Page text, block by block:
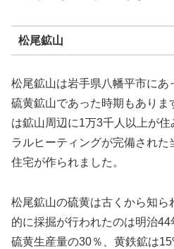
松尾鉱山
松尾鉱山は岩手県八幡平市に
硫黄鉱山であった時期もありま
は鉱山周辺に1万3千人以上が住
ラルヒーティングが完備され
住宅が作られました。
松尾鉱山の硫黄は古くから知ら
的に採掘が行われたのは明治
硫黄生産量の30％、黄鉄鉱は